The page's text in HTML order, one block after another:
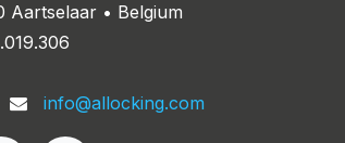
Aartselaar • Belgium
info@allocking.com